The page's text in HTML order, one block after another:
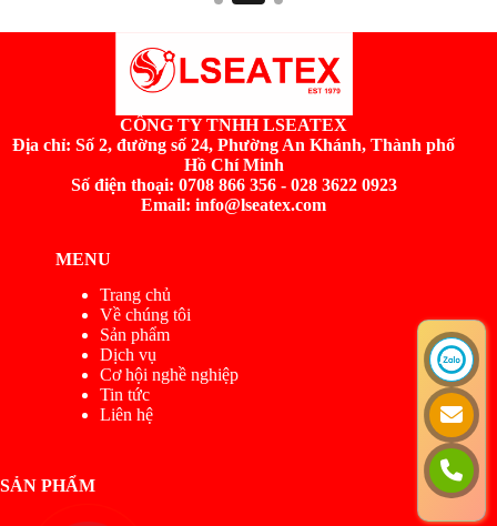
CÔNG TY TNHH LSEATEX
Địa chỉ: Số 2, đường số 24, Phường An Khánh, Thành phố
Hồ Chí Minh
Số điện thoại: 0708 866 356 - 028 3622 0923
Email: info@lseatex.com
MENU
Trang chủ
Về chúng tôi
Sản phẩm
Dịch vụ
Cơ hội nghề nghiệp
Tin tức
Liên hệ
SẢN PHẨM